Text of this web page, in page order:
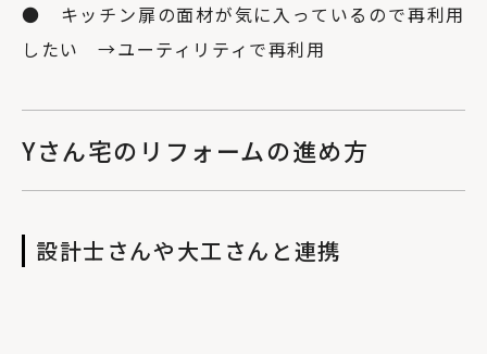
● キッチン扉の面材が気に入っているので再利用
したい →ユーティリティで再利用
Yさん宅のリフォームの進め方
設計士さんや大工さんと連携